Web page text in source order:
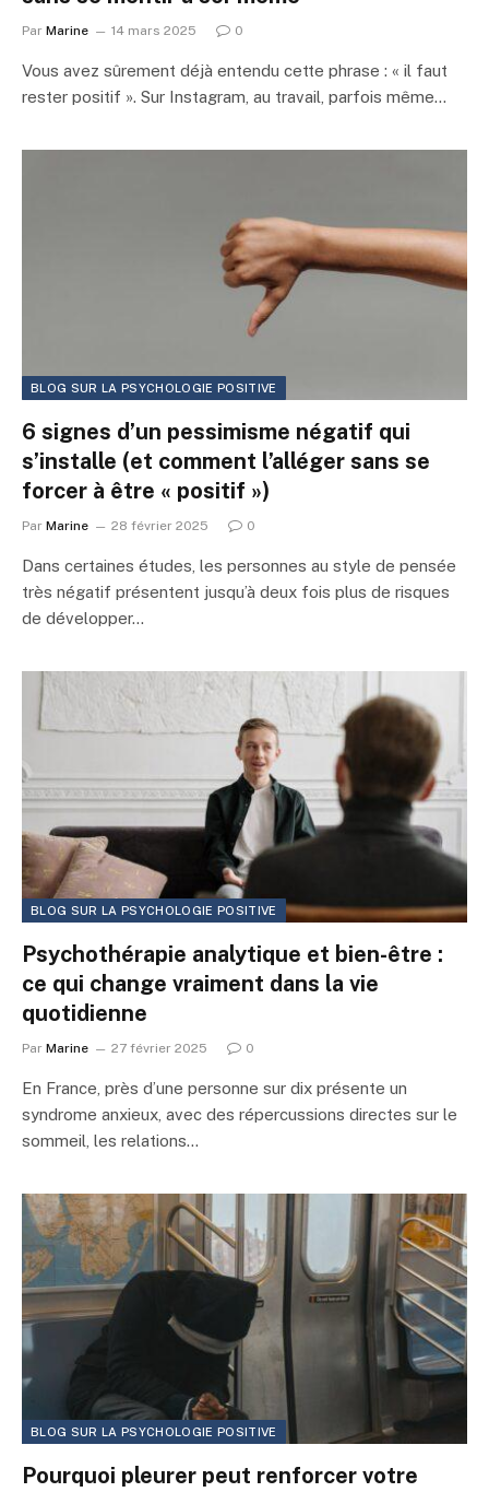
Par Marine 14 mars 2025 0
Vous avez sûrement déjà entendu cette phrase : « il faut
rester positif ». Sur Instagram, au travail, parfois même…
BLOG SUR LA PSYCHOLOGIE POSITIVE
6 signes d’un pessimisme négatif qui
s’installe (et comment l’alléger sans se
forcer à être « positif »)
Par Marine 28 février 2025 0
Dans certaines études, les personnes au style de pensée
très négatif présentent jusqu’à deux fois plus de risques
de développer…
BLOG SUR LA PSYCHOLOGIE POSITIVE
Psychothérapie analytique et bien-être :
ce qui change vraiment dans la vie
quotidienne
Par Marine 27 février 2025 0
En France, près d’une personne sur dix présente un
syndrome anxieux, avec des répercussions directes sur le
sommeil, les relations…
BLOG SUR LA PSYCHOLOGIE POSITIVE
Pourquoi pleurer peut renforcer votre